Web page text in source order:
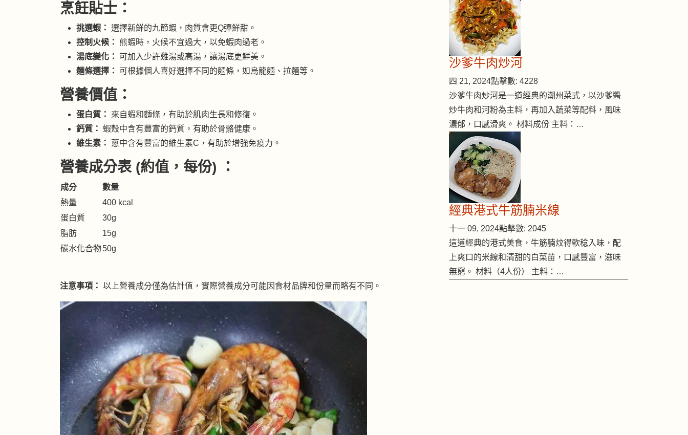
烹飪貼士：
挑選蝦： 選擇新鮮的九節蝦，肉質會更Q彈鮮甜。
控制火候：
煎蝦時，火候不宜過大，以免蝦肉過老。
湯底變化：
可加入少許雞湯或高湯，讓湯底更鮮美。
麵條選擇：
可根據個人喜好選擇不同的麵條，如烏龍麵、拉麵等。
營養價值：
蛋白質：
來自蝦和麵條，有助於肌肉生長和修復。
鈣質：
蝦殼中含有豐富的鈣質，有助於骨骼健康。
維生素：
蔥中含有豐富的維生素C，有助於增強免疫力。
營養成分表 (約值，每份) ：
成分
數量
熱量
400 kcal
蛋白質
30g
脂肪
15g
碳水化合物50g
注意事項： 以上營養成分僅為估計值，實際營養成分可能因食材品牌和份量而略有不同。
沙爹牛肉炒河
四 21, 2024點擊數: 4228
沙爹牛肉炒河是一道經典的潮州菜式，以沙爹醬
炒牛肉和河粉為主料，再加入蔬菜等配料，風味
濃郁，口感滑爽。 材料成份 主料：…
經典港式牛筋腩米線
十一 09, 2024點擊數: 2045
這道經典的港式美食，牛筋腩炆得軟稔入味，配
上爽口的米線和清甜的白菜苗，口感豐富，滋味
無窮。 材料（4人份） 主料：…